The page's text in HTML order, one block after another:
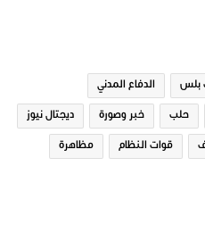
بلس الدفاع المدني
حلب خبر وصورة ديجتال نيوز
قوات النظام مظاهرة